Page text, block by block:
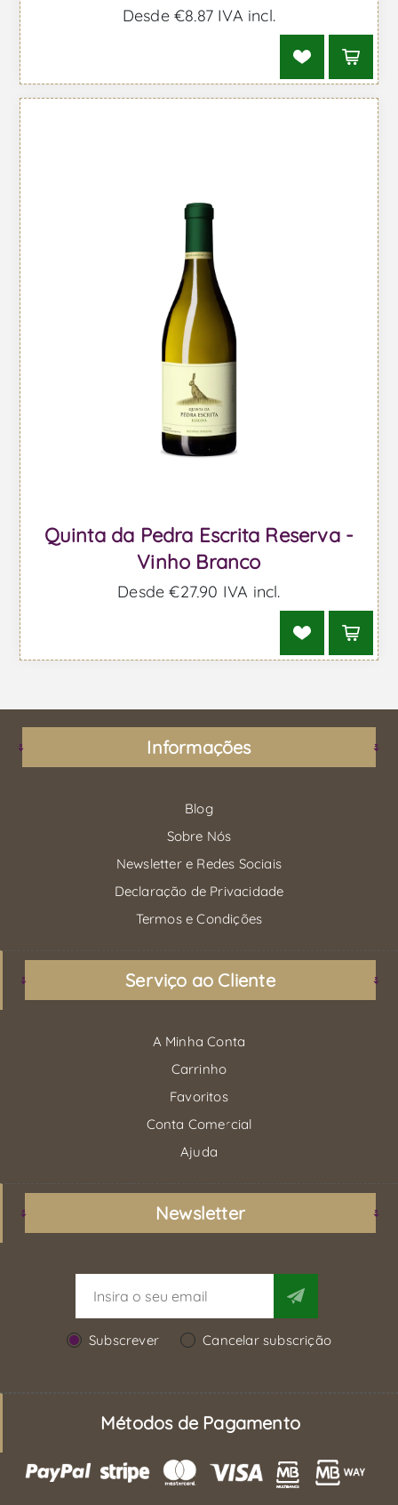
Desde €8,87 IVA incl.
Quinta da Pedra Escrita Reserva -
Vinho Branco
Desde €27,90 IVA incl.
Informações
Blog
Sobre Nós
Newsletter e Redes Sociais
Declaração de Privacidade
Termos e Condições
Serviço ao Cliente
A Minha Conta
Carrinho
Favoritos
Conta Comercial
Ajuda
Newsletter
Subscrever Cancelar subscrição
Métodos de Pagamento